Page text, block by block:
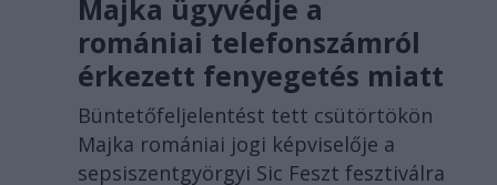
Majka ügyvédje a
romániai telefonszámról
érkezett fenyegetés miatt
Büntetőfeljelentést tett csütörtökön
Majka romániai jogi képviselője a
sepsiszentgyörgyi Sic Feszt fesztiválra